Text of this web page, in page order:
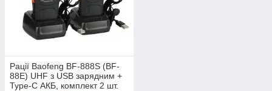
Рації Baofeng BF-888S (BF-
88E) UHF з USB зарядним +
Type-C АКБ, комплект 2 шт.